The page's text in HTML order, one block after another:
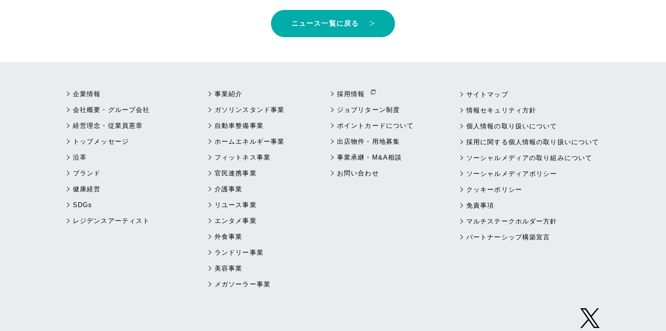
ニュース一覧に戻る
企業情報
会社概要・グループ会社
経営理念・従業員憲章
トップメッセージ
沿革
ブランド
健康経営
SDGs
レジデンスアーティスト
事業紹介
ガソリンスタンド事業
自動車整備事業
ホームエネルギー事業
フィットネス事業
官民連携事業
介護事業
リユース事業
エンタメ事業
外食事業
ランドリー事業
美容事業
メガソーラー事業
採用情報
ジョブリターン制度
ポイントカードについて
出店物件・用地募集
事業承継・M&A相談
お問い合わせ
サイトマップ
情報セキュリティ方針
個人情報の取り扱いについて
採用に関する個人情報の取り扱いについて
ソーシャルメディアの取り組みについて
ソーシャルメディアポリシー
クッキーポリシー
免責事項
マルチステークホルダー方針
パートナーシップ構築宣言